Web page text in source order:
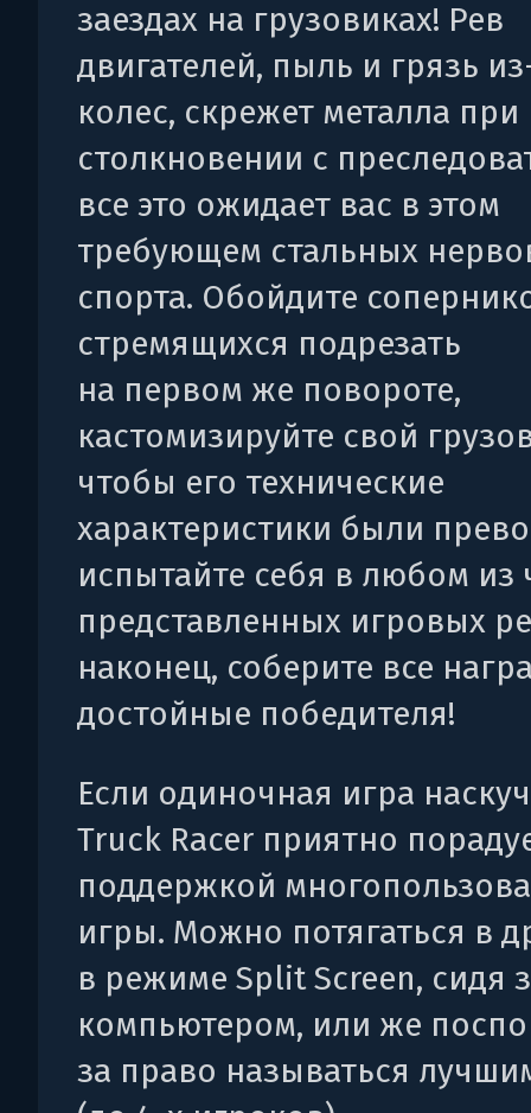
заездах на грузовиках! Рев
двигателей, пыль и грязь
колес, скрежет металла при
столкновении с
все это ожидает вас в этом
требующем стальных
спорта. Обойдите
стремящихся подрезать
на первом же повороте,
кастомизируйте свой
чтобы его технические
характеристики были
испытайте себя в любом из
представленных игровых
наконец, соберите все
достойные победителя!
Если одиночная игра
Truck Racer приятно
поддержкой
игры. Можно потягаться в
в режиме Split Screen, сидя
компьютером, или же
за право называться